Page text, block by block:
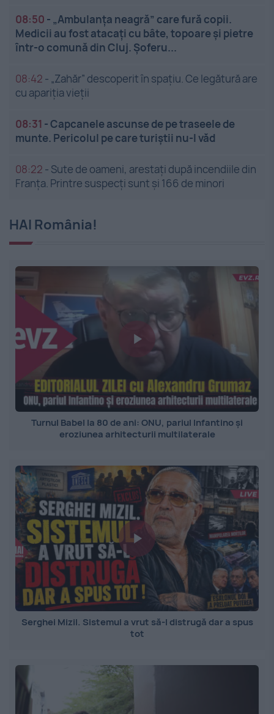
08:50 - „Ambulanța neagră” care fură copii.
Medicii au fost atacați cu bâte, topoare și pietre
într-o comună din Cluj. Șoferu...
08:42 - „Zahăr” descoperit în spațiu. Ce legătură are
cu apariția vieții
08:31 -Capcanele ascunse de pe traseele de
munte. Pericolul pe care turiștii nu-l văd
08:22 - Sute de oameni, arestați după incendiile din
Franța. Printre suspecți sunt și 166 de minori
HAI România!
Turnul Babel la 80 de ani: ONU, pariul Infantino și
eroziunea arhitecturii multilaterale
Serghei Mizil. Sistemul a vrut să-l distrugă dar a spus
tot